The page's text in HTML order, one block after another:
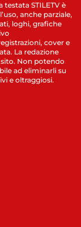
STILETV è
anche parziale,
loghi, grafiche
cover e
La redazione
Non potendo
ad eliminarli su
e oltraggiosi.